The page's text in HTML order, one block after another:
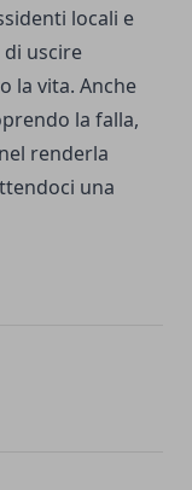
locali e
uscire
la vita. Anche
la falla,
renderla
una